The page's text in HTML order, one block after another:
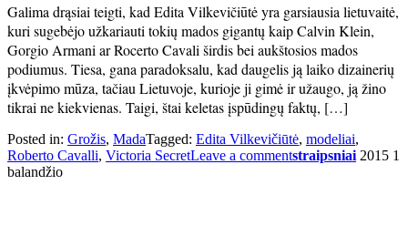
Galima drąsiai teigti, kad Edita Vilkevičiūtė yra garsiausia lietuvaitė,
kuri sugebėjo užkariauti tokių mados gigantų kaip Calvin Klein,
Gorgio Armani ar Rocerto Cavali širdis bei aukštosios mados
podiumus. Tiesa, gana paradoksalu, kad daugelis ją laiko dizainerių
įkvėpimo mūza, tačiau Lietuvoje, kurioje ji gimė ir užaugo, ją žino
tikrai ne kiekvienas. Taigi, štai keletas įspūdingų faktų, […]
Posted in: Grožis, MadaTagged: Edita Vilkevičiūtė, modeliai,
Roberto Cavalli, Victoria SecretLeave a commentstraipsniai 2015 1
balandžio